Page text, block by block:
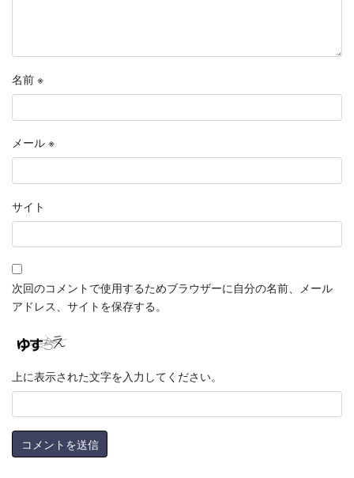
名前 ※
メール ※
サイト
次回のコメントで使用するためブラウザーに自分の名前、メール
アドレス、サイトを保存する。
上に表示された文字を入力してください。